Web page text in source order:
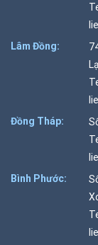
Lâm Đồng:
Đồng Tháp:
Bình Phước: